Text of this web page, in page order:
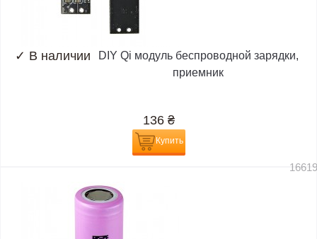
✓ В наличии
DIY Qi модуль беспроводной зарядки,
приемник
136 ₴
Купить